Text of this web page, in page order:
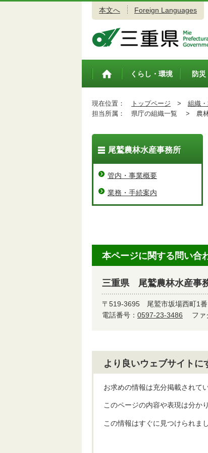
本文へ Foreign Languages
トップペ
くらし・環境 防災
現在位置： トップページ > 組織
担当所属：
県庁の組織一覧 > 農
尾鷲農林水産事務所
管内・事業概要
業務・手続案内
本ページに関する問い合
三重県 尾鷲農林水産事
〒519-3695 尾鷲市坂場西町1
電話番号： 0597-23-3486 フ
より良いウェブサイト
お求めの情報は充分掲載されて
このページの内容や表現は分か
この情報はすぐに見つけられま